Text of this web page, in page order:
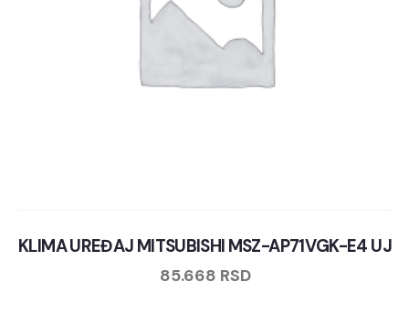
KLIMA UREĐAJ MITSUBISHI MSZ-AP71VGK-E4 UJ
85.668 RSD